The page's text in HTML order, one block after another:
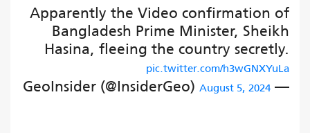
Apparently the Video confirmation of
Bangladesh Prime Minister, Sheikh
Hasina, fleeing the country secretly.
pic.twitter.com/h3wGNXYuLa
— GeoInsider (@InsiderGeo)
August 5, 2024